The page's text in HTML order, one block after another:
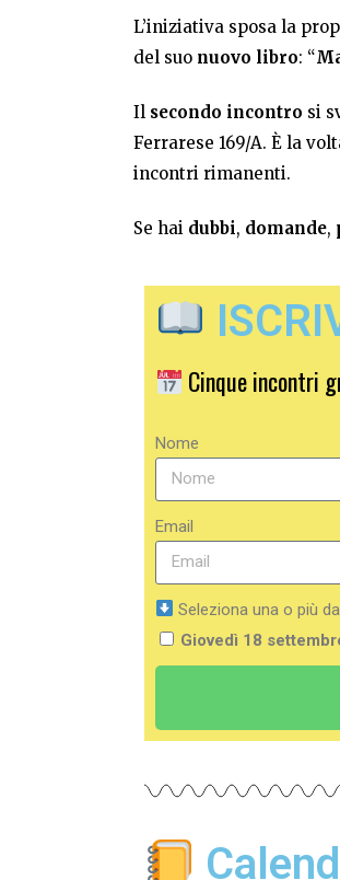
L’iniziativa sposa la
del suo nuovo libro: “
Il secondo incontro si
Ferrarese 169/A. È la
incontri rimanenti.
Se hai dubbi, domande,
Cinque incontri
Nome
Email
Seleziona una o più
Giovedì 18